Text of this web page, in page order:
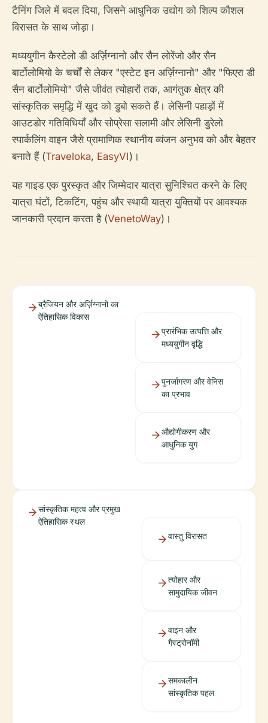
टैनिंग जिले में बदल दिया, जिसने आधुनिक उद्योग को शिल्प कौशल
विरासत के साथ जोड़ा।
मध्ययुगीन कैस्टेलो डी अर्ज़िग्नानो और सैन लोरेंजो और सैन
बार्टोलोमियो के चर्चों से लेकर "एस्टेट इन अर्ज़िग्नानो" और "फिएरा डी
सैन बार्टोलोमियो" जैसे जीवंत त्योहारों तक, आगंतुक क्षेत्र की
सांस्कृतिक समृद्धि में खुद को डुबो सकते हैं। लेसिनी पहाड़ों में
आउटडोर गतिविधियाँ और सोप्रेसा सलामी और लेसिनी डुरेलो
स्पार्कलिंग वाइन जैसे प्रामाणिक स्थानीय व्यंजन अनुभव को और बेहतर
बनाते हैं (Traveloka, EasyVI)।
यह गाइड एक पुरस्कृत और जिम्मेदार यात्रा सुनिश्चित करने के लिए
यात्रा घंटों, टिकटिंग, पहुंच और स्थायी यात्रा युक्तियों पर आवश्यक
जानकारी प्रदान करता है (VenetoWay)।
ब्रैजियन और अर्ज़िग्नानो का
ऐतिहासिक विकास
प्रारंभिक उत्पत्ति और
मध्ययुगीन वृद्धि
पुनर्जागरण और वेनिस
का प्रभाव
औद्योगीकरण और
आधुनिक युग
सांस्कृतिक महत्व और प्रमुख
ऐतिहासिक स्थल
वास्तु विरासत
त्योहार और
सामुदायिक जीवन
वाइन और
गैस्ट्रोनॉमी
समकालीन
सांस्कृतिक पहल